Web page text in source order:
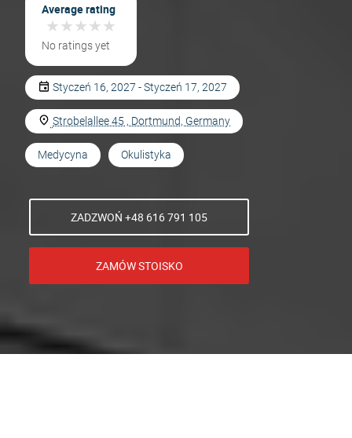
Average rating
★★★★★
★★★★★
No ratings yet
Styczeń 16, 2027 - Styczeń 17, 2027
Strobelallee 45 , Dortmund, Germany
Medycyna Okulistyka
ZADZWOŃ +48 616 791 105
ZAMÓW STOISKO